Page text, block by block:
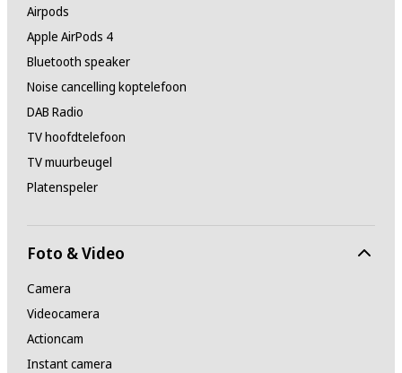
Airpods
Apple AirPods 4
Bluetooth speaker
Noise cancelling koptelefoon
DAB Radio
TV hoofdtelefoon
TV muurbeugel
Platenspeler
Foto & Video
Camera
Videocamera
Actioncam
Instant camera